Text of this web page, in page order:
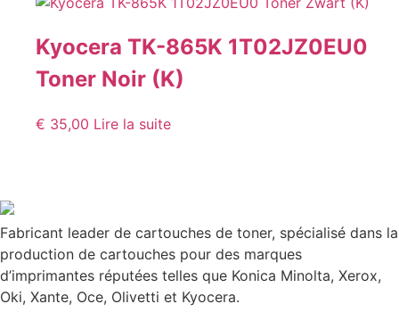
Kyocera TK-865K 1T02JZ0EU0
Toner Noir (K)
€ 35,00 Lire la suite
Fabricant leader de cartouches de toner, spécialisé dans la
production de cartouches pour des marques
d’imprimantes réputées telles que Konica Minolta, Xerox,
Oki, Xante, Oce, Olivetti et Kyocera.